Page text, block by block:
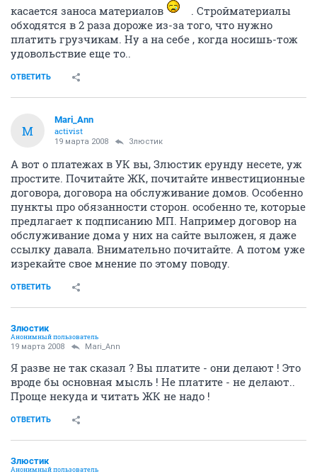
касается заноса материалов
. Стройматериалы
обходятся в 2 раза дороже из-за того, что нужно
платить грузчикам. Ну а на себе , когда носишь-тож
удовольствие еще то..
ОТВЕТИТЬ
M
Mari_Ann
activist
19 марта 2008 Злюстик
А вот о платежах в УК вы, Злюстик ерунду несете, уж
простите. Почитайте ЖК, почитайте инвестиционные
договора, договора на обслуживание домов. Особенно
пункты про обязанности сторон. особенно те, которые
предлагает к подписанию МП. Например договор на
обслуживание дома у них на сайте выложен, я даже
ссылку давала. Внимательно почитайте. А потом уже
изрекайте свое мнение по этому поводу.
ОТВЕТИТЬ
Злюстик
Анонимный пользователь
19 марта 2008 Mari_Ann
Я разве не так сказал ? Вы платите - они делают ! Это
вроде бы основная мысль ! Не платите - не делают..
Проще некуда и читать ЖК не надо !
ОТВЕТИТЬ
Злюстик
Анонимный пользователь